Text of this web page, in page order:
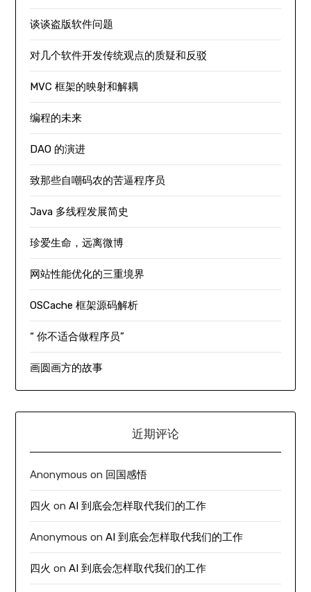
谈谈盗版软件问题
对几个软件开发传统观点的质疑和反驳
MVC 框架的映射和解耦
编程的未来
DAO 的演进
致那些自嘲码农的苦逼程序员
Java 多线程发展简史
珍爱生命，远离微博
网站性能优化的三重境界
OSCache 框架源码解析
“ 你不适合做程序员”
画圆画方的故事
近期评论
Anonymous on 回国感悟
四火 onAI 到底会怎样取代我们的工作
Anonymous onAI 到底会怎样取代我们的工作
四火 onAI 到底会怎样取代我们的工作